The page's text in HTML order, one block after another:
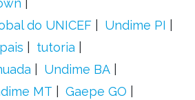
do UNICEF
Undime PI
tutoria
Undime BA
MT
Gaepe GO